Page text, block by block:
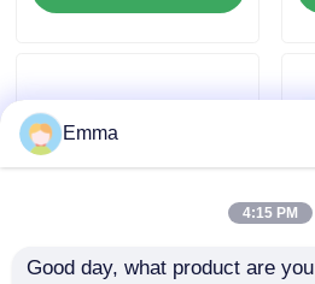
สวิตช์แบ่งโหลดอากาศ
สวิตช์จ่ายไฟ
Emma
4:15 PM
Good day, what product are